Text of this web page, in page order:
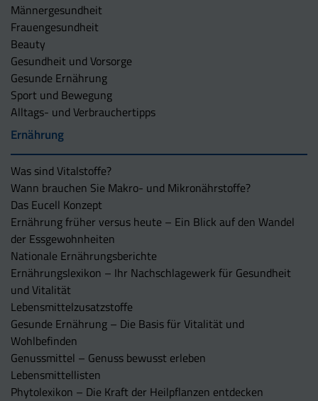
Männergesundheit
Frauengesundheit
Beauty
Gesundheit und Vorsorge
Gesunde Ernährung
Sport und Bewegung
Alltags- und Verbrauchertipps
Ernährung
Was sind Vitalstoffe?
Wann brauchen Sie Makro- und Mikronährstoffe?
Das Eucell Konzept
Ernährung früher versus heute – Ein Blick auf den Wandel
der Essgewohnheiten
Nationale Ernährungsberichte
Ernährungslexikon – Ihr Nachschlagewerk für Gesundheit
und Vitalität
Lebensmittelzusatzstoffe
Gesunde Ernährung – Die Basis für Vitalität und
Wohlbefinden
Genussmittel – Genuss bewusst erleben
Lebensmittellisten
Phytolexikon – Die Kraft der Heilpflanzen entdecken